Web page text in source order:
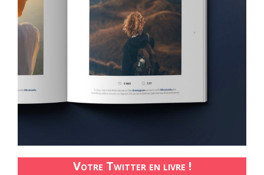
Votre Twitter en livre !